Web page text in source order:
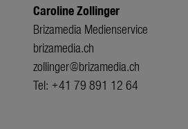
Caroline Zollinger
Brizamedia Medienservice
brizamedia.ch
zollinger@brizamedia.ch
Tel: +41 79 891 12 64